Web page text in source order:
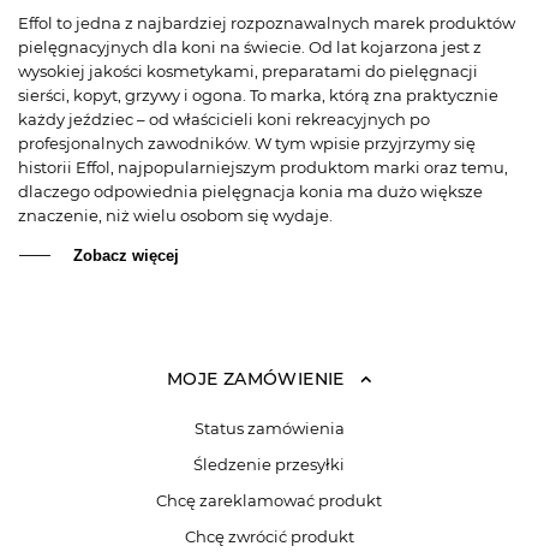
Effol to jedna z najbardziej rozpoznawalnych marek produktów
pielęgnacyjnych dla koni na świecie. Od lat kojarzona jest z
wysokiej jakości kosmetykami, preparatami do pielęgnacji
sierści, kopyt, grzywy i ogona. To marka, którą zna praktycznie
każdy jeździec – od właścicieli koni rekreacyjnych po
profesjonalnych zawodników. W tym wpisie przyjrzymy się
historii Effol, najpopularniejszym produktom marki oraz temu,
dlaczego odpowiednia pielęgnacja konia ma dużo większe
znaczenie, niż wielu osobom się wydaje.
Zobacz więcej
MOJE ZAMÓWIENIE
Status zamówienia
Śledzenie przesyłki
Chcę zareklamować produkt
Chcę zwrócić produkt